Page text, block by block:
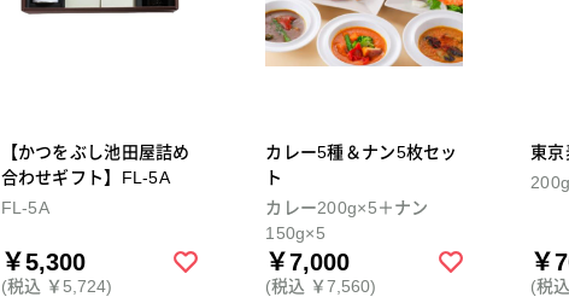
【かつをぶし池田屋詰め
合わせギフト】FL-5A
FL-5A
￥5,300
(税込 ￥5,724)
カレー5種＆ナン5枚セッ
ト
カレー200g×5＋ナン
150g×5
￥7,000
(税込 ￥7,560)
東
200g
￥
(税